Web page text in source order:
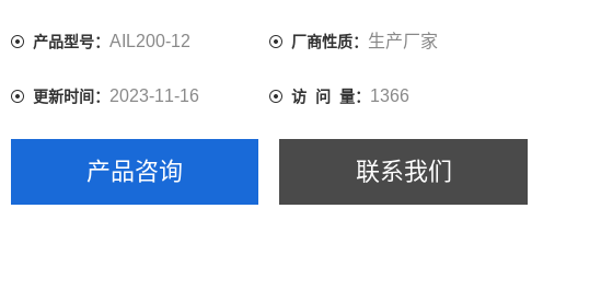
产品型号：AIL200-12 厂商性质： 生产厂家
更新时间： 2023-11-16 访 问 量： 1366
产品咨询 联系我们